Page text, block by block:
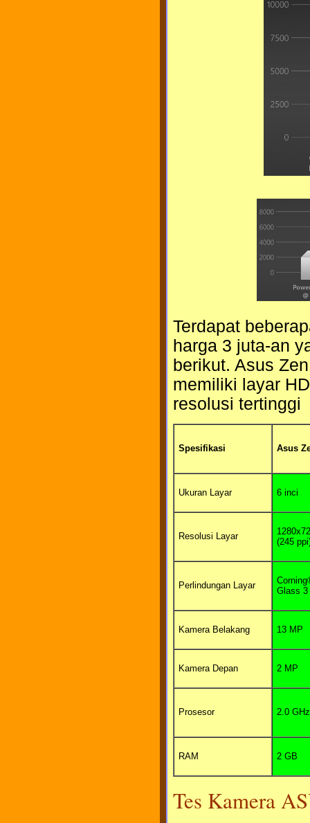
Terdapat
harga 3 juta-an
berikut. Asus
memiliki layar
resolusi tertinggi
Spesifikasi Asus
Ukuran Layar 6 inci
Resolusi Layar
(245
Perlindungan Layar
Glass 3
Kamera Belakang 13 MP
Kamera Depan 2 MP
Prosesor 2.0
RAM 2 GB
Tes Kamera